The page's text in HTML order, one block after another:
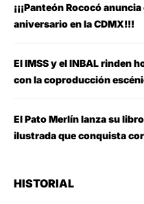
¡¡¡Panteón Rococó
aniversario en la CDMX!!!
El IMSS y el INBAL rinden
con la coproducción
El Pato Merlín lanza su
ilustrada que conquista
HISTORIAL